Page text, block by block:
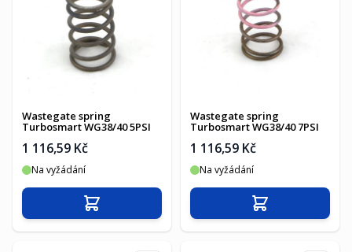
Wastegate spring
Turbosmart WG38/40 5PSI
1 116,59 Kč
Na vyžádání
Přidat do košíku
Wastegate spring
Turbosmart WG38/40 7PSI
1 116,59 Kč
Na vyžádání
Přidat do košíku